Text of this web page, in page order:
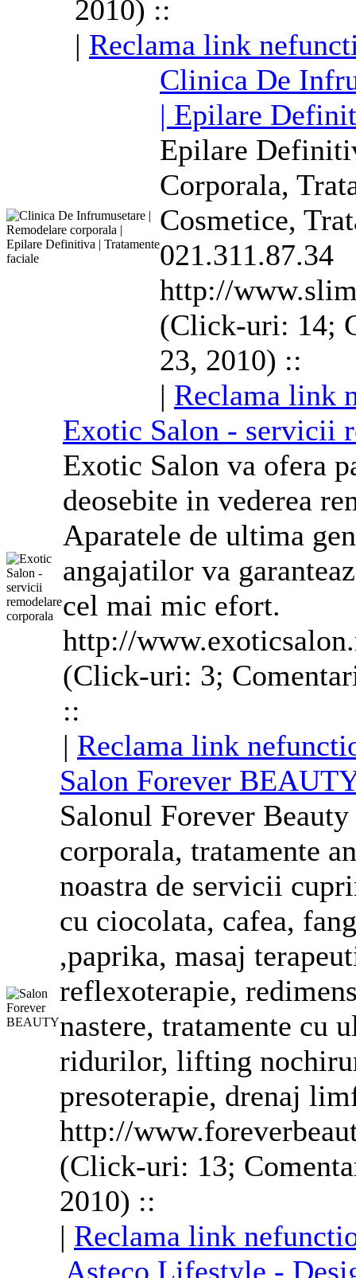
2010) ::
| Reclama link
Clinica De
| Epilare
Epilare
Corporala,
Cosmetice,
021.311.87.34
http://
(Click-uri: 14;
23, 2010) ::
| Reclama link
Exotic Salon - servicii
Exotic Salon va ofera
deosebite in vederea
Aparatele de ultima
angajatilor va
cel mai mic efort.
http://
(Click-uri: 3;
::
| Reclama link
Salon Forever
Salonul Forever
corporala, tratamente
noastra de servicii
cu ciocolata, cafea,
,paprika, masaj
reflexoterapie,
nastere, tratamente cu
ridurilor, lifting
presoterapie, drenaj
http://
(Click-uri: 13;
2010) ::
| Reclama link
Asteco Lifestyle -